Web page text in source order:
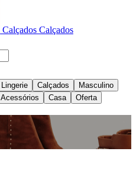
Calçados Calçados
Lingerie Calçados
Masculino
Acessórios Casa Oferta